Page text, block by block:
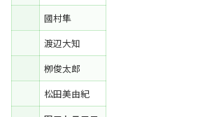
國村隼
渡辺大知
栁俊太郎
松田美由紀